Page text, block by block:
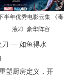
半年优秀电影云集 《毒
液2》豪华阵容
刀 — 如鱼得水
塑厨房定义，开